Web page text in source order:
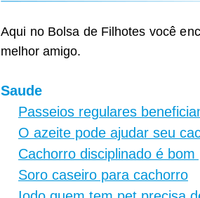
Aqui no Bolsa de Filhotes você
melhor amigo.
Saude
Passeios regulares
O azeite pode ajudar seu
Cachorro disciplinado é
Soro caseiro para cachorro